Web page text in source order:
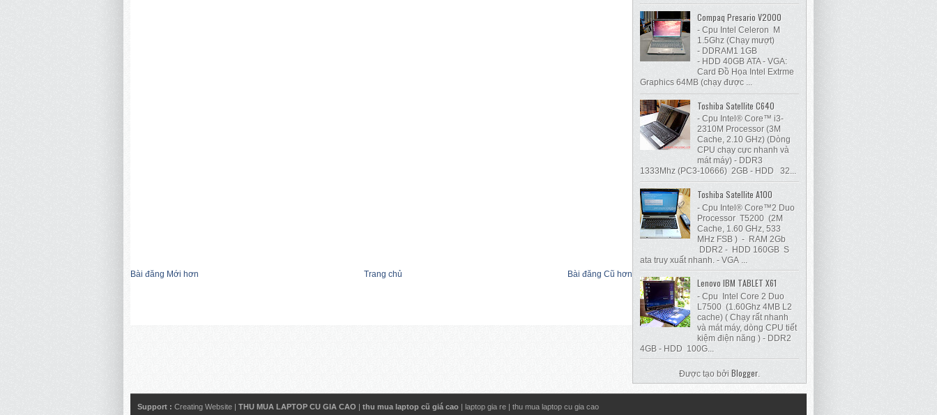
Bài đăng Mới hơn Bài đăng Cũ hơn
Trang chủ
Compaq Presario V2000
- Cpu Intel Celeron M
1.5Ghz (Chạy mượt)
- DDRAM1 1GB
- HDD 40GB ATA - VGA:
Card Đồ Họa Intel Extrme
Graphics 64MB (chạy được ...
Toshiba Satellite C640
- Cpu Intel® Core™ i3-
2310M Processor (3M
Cache, 2.10 GHz) (Dòng
CPU chạy cực nhanh và
mát máy) - DDR3
1333Mhz (PC3-10666) 2GB - HDD 32...
Toshiba Satellite A100
- Cpu Intel® Core™2 Duo
Processor T5200 (2M
Cache, 1.60 GHz, 533
MHz FSB ) - RAM 2Gb
DDR2 - HDD 160GB S
ata truy xuất nhanh. - VGA ...
Lenovo IBM TABLET X61
- Cpu Intel Core 2 Duo
L7500 (1.60Ghz 4MB L2
cache) ( Chạy rất nhanh
và mát máy, dòng CPU tiết
kiệm điện năng ) - DDR2
4GB - HDD 100G...
Được tạo bởi Blogger.
Support : Creating Website | THU MUA LAPTOP CU GIA CAO | thu mua laptop cũ giá cao | laptop gia re | thu mua laptop cu gia cao